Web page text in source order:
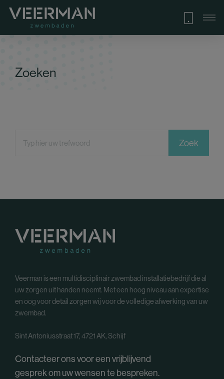
Zoeken
Zoek
Veerman is een multidisciplinair zwembad installatiebedrijf die al
uw zorgen uit handen neemt. Met een hoog niveau aan expertise
en oog voor detail zorgen wij voor de volledige afwerking van uw
zwembad.
Sint Antoniusstraat 17, 4721 AK, Schijf
Contacteer ons voor een vrijblijvend
gesprek om uw wensen te bespreken.